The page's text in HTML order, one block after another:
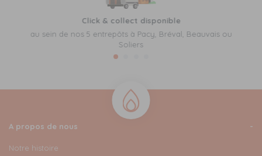
Click & collect disponible
au sein de nos 5 entrepôts à Pacy, Bréval, Beauvais ou
Soliers
A propos de nous
Notre histoire